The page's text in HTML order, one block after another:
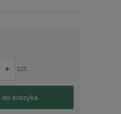
+ szt.
do koszyka